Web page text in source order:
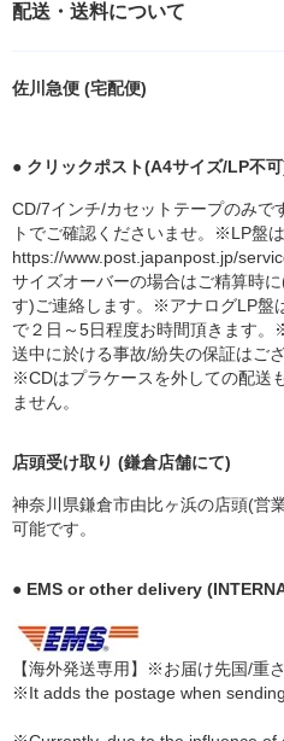
配送・送料について
佐川急便 (宅配便)
● クリックポスト(A4サイズ/LP不
CD/7インチ/カセットテープのみで
トでご確認くださいませ。※LP盤
https://www.post.japanpost.jp/
サイズオーバーの場合はご精算時
す)ご連絡します。※アナログLP盤
で２日～5日程度お時間頂きます
送中に於ける事故/紛失の保証はご
※CDはプラケースを外しての配送
ません。
店頭受け取り (鎌倉店舗にて)
神奈川県鎌倉市由比ヶ浜の店頭(営
可能です。
● EMS or other delivery
【海外発送専用】※お届け先国/重
※It adds the postage when